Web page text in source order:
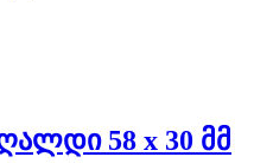
58 x 30 მმ